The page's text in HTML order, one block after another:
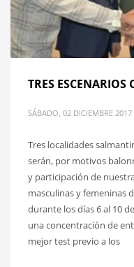
TRES ESCENARIOS
SÁBADO, 02 DICIEMBRE 2017
Tres localidades
serán, por motivos
y participación de
masculinas y femeninas
durante los días 6 al 10
una concentración de
mejor test previo a los